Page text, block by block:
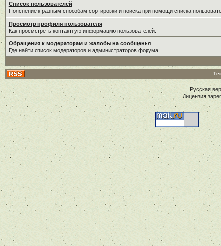
Список пользователей
Пояснение к разным способам сортировки и поиска при помощи списка
Просмотр профиля пользователя
Как просмотреть контактную информацию пользователей.
Обращения к модераторам и жалобы на сообщения
Где найти список модераторов и администраторов форума.
Русская
Лицензия